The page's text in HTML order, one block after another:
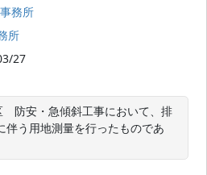
務所
所
27
防安・急傾斜工事において、排
伴う用地測量を行ったものであ